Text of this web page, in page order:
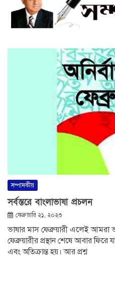
সম্পাদকীয়
সর্বস্তরে বাংলাভাষা প্রচলন
ফেব্রুয়ারি ২১, ২০২৩
ভাষার মাস ফেব্রুয়ারী এলেই আমরা
ফেব্রুয়ারীর প্রস্থান শেষে আবার ফিরে
এবং অতিক্রান্ত হয়। আর প্রশ্ন